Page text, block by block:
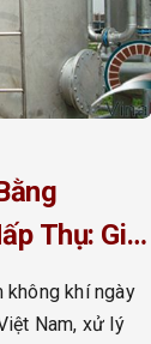
Thụ: Giải
Công
không khí ngày
Nam, xử lý